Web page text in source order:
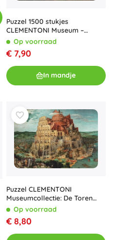
Puzzel 1500 stukjes
CLEMENTONI Museum –
Rafaël: De
Gedaanteverandering
Op voorraad
€ 7,90
In mandje
Puzzel CLEMENTONI
Museumcollectie: De Toren
van Babel 1500 stukjes
Op voorraad
€ 8,80